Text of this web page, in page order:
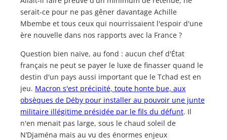
serait-ce pour ne pas gêner davantage Achille
Mbembe et tous ceux qui nourrissaient l'espoir d'une
ère nouvelle dans nos rapports avec la France ?
Question bien naïve, au fond : aucun chef d'État
français ne peut se payer le luxe de finasser quand le
destin d'un pays aussi important que le Tchad est en
jeu. Macron s'est précipité, toute honte bue, aux
obsèques de Déby pour installer au pouvoir une junte
militaire illégitime présidée par le fils du défunt. Il
n'en menait pas large, sous le chaud soleil de
N’Djaména mais au vu des énormes enjeux